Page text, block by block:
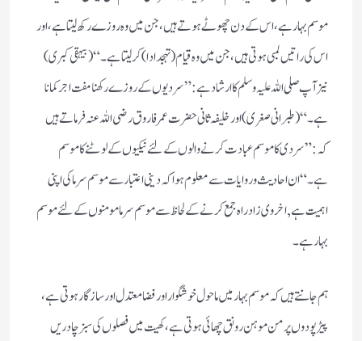
موسم بہار ہے، اس کے دن چھوٹے ہوتے ہیں، جن میں وہ روزے رکھ لیتا ہے، اور
اس کی راتیں لمبی ہوتی ہیں، جن میں وہ قیام (تہجد ادا) کرلیتا ہے۔“ (بیہقی کبری)
نیز آپ صلی اللہ علیہ وسلم کا ارشادہے: ”سردیوں کے روزے رکھنا مفت اجر کمانا
ہے۔“ (طبرانی صغری) اور خلیفہ ثانی حضرت عمرفاروق رضی اللہ عنہ فرماتے ہیں
کہ: ”سردی کا موسم عبادت کرنے والوں کے لئے نیکیوں کے لوٹنے کا موسم
ہے۔“ ان احادیث و روایات سے معلوم ہوا کہ دینی اعتبار سے موسم سرما کی اپنی
اہمیت ہے, اخروی زاد راہ جمع کرنے کے لحاظ سے موسم سرما مومنوں کے لئے موسم
بہار ہے۔
ہم جانتے ہیں کہ موسم بہار میں ماحول خوشگوار اور فضا معتدل اور سازگار ہوتی ہے،
پیڑ پودوں پر من موہن رونق چھائی ہوتی ہے، کھیت میں فصلوں کی سبز چادریں